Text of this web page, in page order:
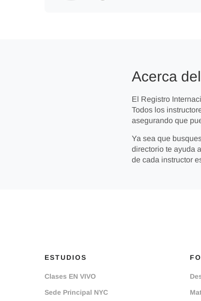
Acerca
El Registro
Todos los
asegurando que
Ya sea que
directorio te ayuda
de cada instructor
ESTUDIOS
Clases EN VIVO
Sede Principal NYC